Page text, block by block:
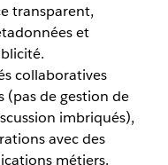
transparent,
et
collaboratives
(pas de gestion de
imbriqués),
avec des
métiers.